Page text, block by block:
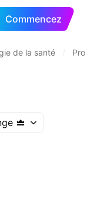
Commencez
de la santé